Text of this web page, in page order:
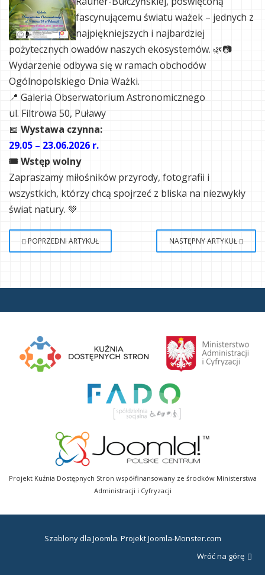
fascynującemu światu ważek – jednych z
najpiękniejszych i najbardziej
pożytecznych owadów naszych ekosystemów. 🌿📷
Wydarzenie odbywa się w ramach obchodów
Ogólnopolskiego Dnia Ważki.
📍 Galeria Obserwatorium Astronomicznego
ul. Filtrowa 50, Puławy
📅 Wystawa czynna:
29.05 – 23.06.2026 r.
🎟 Wstęp wolny
Zapraszamy miłośników przyrody, fotografii i
wszystkich, którzy chcą spojrzeć z bliska na niezwykły
świat natury. 💚
POPRZEDNI ARTYKUŁ NASTĘPNY ARTYKUŁ
Projekt Kuźnia Dostępnych Stron współfinansowany ze środków Ministerstwa
Administracji i Cyfryzacji
Szablony dla Joomla. Projekt Joomla-Monster.com
Wróć na górę